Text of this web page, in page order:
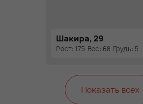
Шакира, 29
Рост: 175 Вес: 68 Грудь: 5
Показать всех